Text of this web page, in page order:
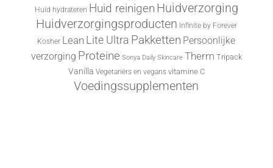
Huid hydrateren Huid reinigen Huidverzorging
Huidverzorgingsproducten Infinite by Forever
Kosher Lean Lite Ultra Pakketten Persoonlijke
verzorging Proteine Sonya Daily Skincare Therm Tripack
Vanilla Vegetariërs en vegans vitamine C
Voedingssupplementen